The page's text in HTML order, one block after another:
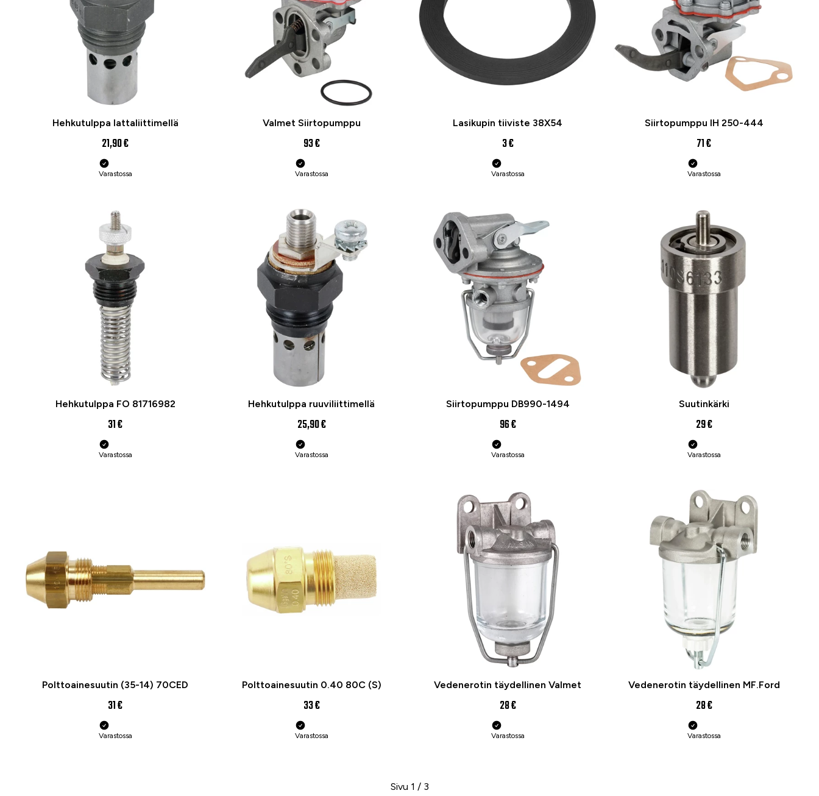
Hehkutulppa lattaliittimellä
21,90 €
Varastossa
Valmet Siirtopumppu
93 €
Varastossa
Lasikupin tiiviste 38X54
3 €
Varastossa
Siirtopumppu IH 250-444
71 €
Varastossa
Hehkutulppa FO 81716982
31 €
Varastossa
Hehkutulppa ruuviliittimellä
25,90 €
Varastossa
Siirtopumppu DB990-1494
96 €
Varastossa
Suutinkärki
29 €
Varastossa
Polttoainesuutin (35-14) 70CED
31 €
Varastossa
Polttoainesuutin 0.40 80C (S)
33 €
Varastossa
Vedenerotin täydellinen Valmet
28 €
Varastossa
Vedenerotin täydellinen MF.Ford
28 €
Varastossa
Sivu 1 / 3